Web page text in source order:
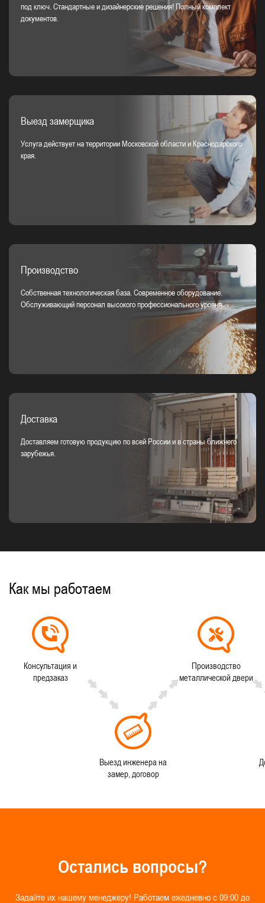
под ключ. Стандартные и дизайнерские решения! Полный комплект
документов.
Выезд замерщика
Услуга действует на территории Московской области и Краснодарского
края.
Производство
Собственная технологическая база. Современное оборудование.
Обслуживающий персонал высокого профессионального уровня.
Доставка
Доставляем готовую продукцию по всей России и в страны ближнего
зарубежья.
Как мы работаем
Консультация и
предзаказ
Выезд инженера на
замер, договор
Производство
металлической двери
Остались вопросы?
Задайте их нашему менеджеру! Работаем ежедневно с 09:00 до